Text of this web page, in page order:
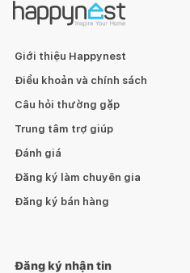
Giới thiệu Happynest
Điều khoản và chính sách
Câu hỏi thường gặp
Trung tâm trợ giúp
Đánh giá
Đăng ký làm chuyên gia
Đăng ký bán hàng
Đăng ký nhận tin